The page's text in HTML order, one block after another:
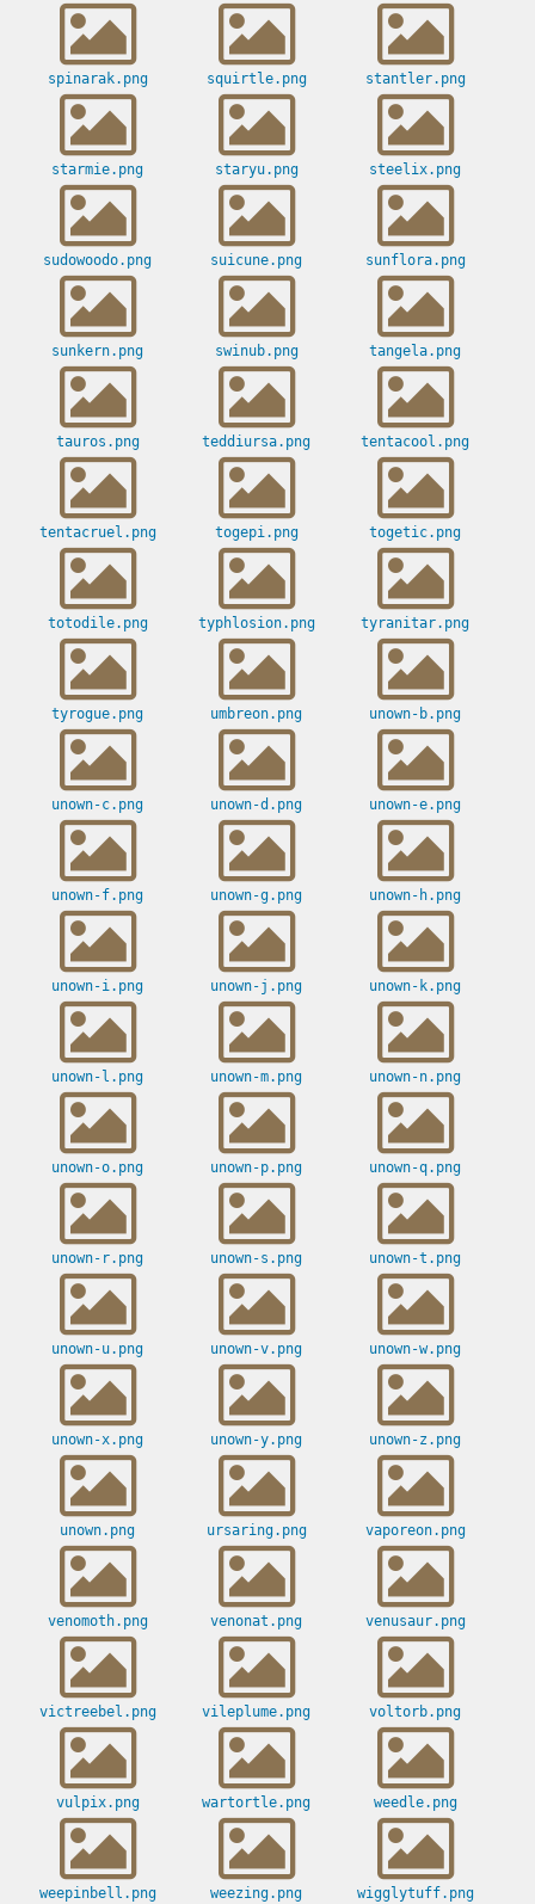
spinarak.png squirtle.png stantler.png
starmie.png staryu.png steelix.png
sudowoodo.png suicune.png sunflora.png
sunkern.png swinub.png tangela.png
tauros.png teddiursa.png tentacool.png
tentacruel.png togepi.png togetic.png
totodile.png typhlosion.png tyranitar.png
tyrogue.png umbreon.png unown-b.png
unown-c.png unown-d.png unown-e.png
unown-f.png unown-g.png unown-h.png
unown-i.png unown-j.png unown-k.png
unown-l.png unown-m.png unown-n.png
unown-o.png unown-p.png unown-q.png
unown-r.png unown-s.png unown-t.png
unown-u.png unown-v.png unown-w.png
unown-x.png unown-y.png unown-z.png
unown.png ursaring.png vaporeon.png
venomoth.png venonat.png venusaur.png
victreebel.png vileplume.png voltorb.png
vulpix.png wartortle.png weedle.png
weepinbell.png weezing.png wigglytuff.png